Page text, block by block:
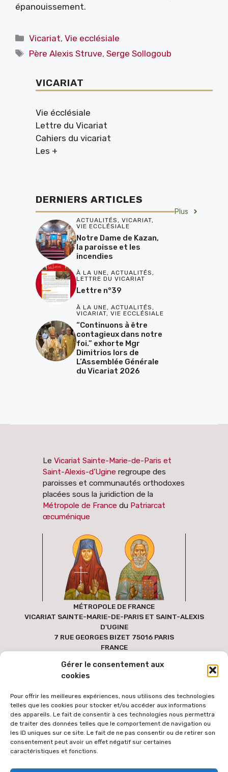
Gérer le consentement aux
cookies
Pour offrir les meilleures expériences, nous utilisons des technologies
telles que les cookies pour stocker et/ou accéder aux informations
des appareils. Le fait de consentir à ces technologies nous permettra
de traiter des données telles que le comportement de navigation ou
les ID uniques sur ce site. Le fait de ne pas consentir ou de retirer son
consentement peut avoir un effet négatif sur certaines
caractéristiques et fonctions.
épanouissement.
Catégories
Vicariat,Vie ecclésiale
Étiquettes
Père Alexis Struve,Serge Sollogoub
VICARIAT
Vie écclésiale
Lettre du Vicariat
Cahiers du vicariat
Les +
DERNIERS ARTICLES
Plus
ACTUALITÉS , VICARIAT,
VIE ECCLÉSIALE
Notre Dame de Kazan,
la paroisse et les
incendies
À LA UNE, ACTUALITÉS,
LETTRE DU VICARIAT
Lettre n°39
À LA UNE, ACTUALITÉS ,
VICARIAT, VIE ECCLÉSIALE
“Continuons à être
contagieux dans notre
foi.” exhorte Mgr
Dimitrios lors de
L’Assemblée Générale
du Vicariat 2026
Le Vicariat Sainte-Marie-de-Paris et
Saint-Alexis-d’Ugine regroupe des
paroisses et communautés orthodoxes
placées sous la juridiction de la
Métropole de France du Patriarcat
œcuménique
MÉTROPOLE DE FRANCE
VICARIAT SAINTE-MARIE-DE-PARIS ET SAINT-ALEXIS
D'UGINE
7 RUE GEORGES BIZET 75016 PARIS
FRANCE